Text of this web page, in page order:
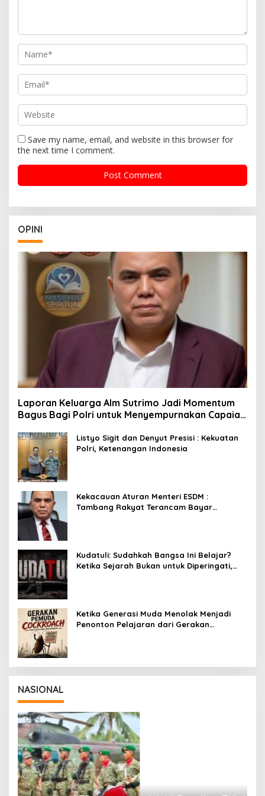
Save my name, email, and website in this browser for
the next time I comment.
OPINI
Laporan Keluarga Alm Sutrimo Jadi Momentum
Bagus Bagi Polri untuk Menyempurnakan Capaian
Listyo Sigit dan Denyut Presisi : Kekuatan
Polri, Ketenangan Indonesia
Kekacauan Aturan Menteri ESDM :
Tambang Rakyat Terancam Bayar
Kudatuli: Sudahkah Bangsa Ini Belajar?
Ketika Sejarah Bukan untuk Diperingati,
Ketika Generasi Muda Menolak Menjadi
Penonton Pelajaran dari Gerakan
NASIONAL